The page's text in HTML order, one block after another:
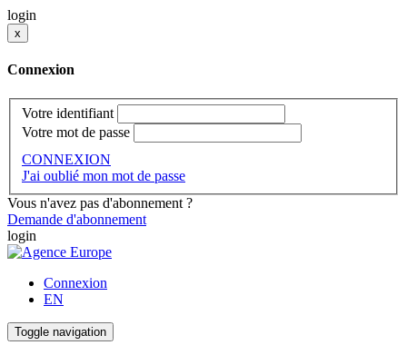
login
x
Connexion
Votre identifiant
Votre mot de passe
CONNEXION
J'ai oublié mon mot de passe
Vous n'avez pas d'abonnement ?
Demande d'abonnement
login
Connexion
EN
Toggle navigation